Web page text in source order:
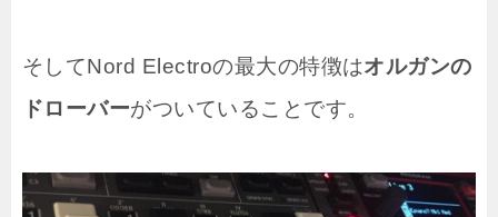
そしてNord Electroの最大の特徴はオルガンの
ドローバーがついていることです。